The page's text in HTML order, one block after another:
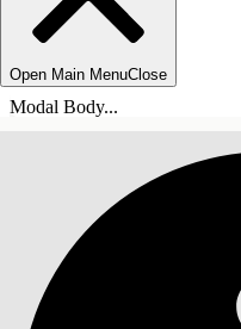
Open Main MenuClose
Modal Body...